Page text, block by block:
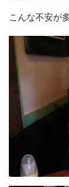
こんな不安が